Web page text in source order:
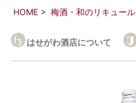
HOME 梅酒・和のリキュール
はせがわ酒店について